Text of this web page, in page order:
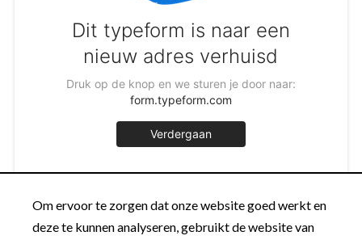
Om ervoor te zorgen dat onze website goed werkt en
deze te kunnen analyseren, gebruikt de website van